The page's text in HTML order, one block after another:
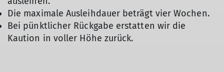
Die maximale Ausleihdauer beträgt vier Wochen.
Bei pünktlicher Rückgabe erstatten wir die
Kaution in voller Höhe zurück.